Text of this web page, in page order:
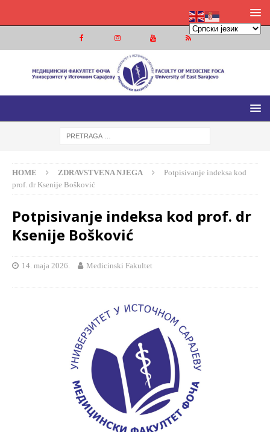
MEDICINSKI FAKULTET FOČA
MEDICINSKI FAKULTET UNIVERZITETA U ISTOČNOM
HOME ZDRAVSTVENA NJEGA
Potpisivanje indeksa kod
prof. dr Ksenije Bošković
Potpisivanje indeksa kod prof. dr
Ksenije Bošković
14. maja 2026. Medicinski Fakultet